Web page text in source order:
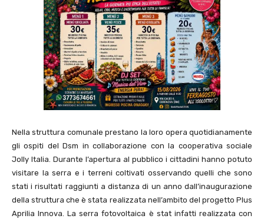
Nella struttura comunale prestano la loro opera quotidianamente
gli ospiti del Dsm in collaborazione con la cooperativa sociale
Jolly Italia. Durante l’apertura al pubblico i cittadini hanno potuto
visitare la serra e i terreni coltivati osservando quelli che sono
stati i risultati raggiunti a distanza di un anno dall’inaugurazione
della struttura che è stata realizzata nell’ambito del progetto Plus
Aprilia Innova. La serra fotovoltaica è stat infatti realizzata con